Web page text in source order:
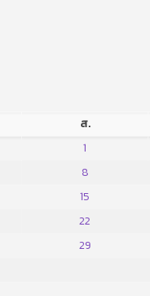
ส.
1
8
15
22
29